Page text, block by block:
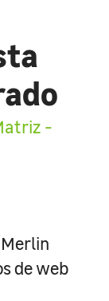
-
de web